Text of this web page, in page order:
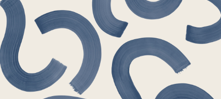
even hire freelancers. With an
industry-leading marketplace
paired with an unlimited
subscription service, Envato
helps creatives like you get
projects done faster.